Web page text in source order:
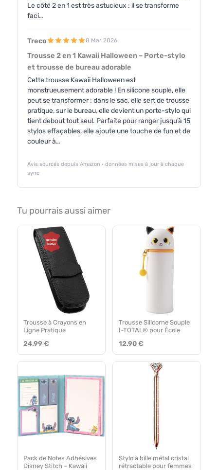
Le côté 2 en 1 est très astucieux : il se transforme
faci…
Treco 8 Mar 2026
Trousse 2 en 1 Kawaii Halloween – Porte-stylo
et trousse de bureau adorable
Cette trousse Kawaii Halloween est
monstrueusement adorable ! En silicone souple, elle
peut se transformer : dans le sac, elle sert de trousse
pratique, sur le bureau, elle devient un porte-stylo qui
tient debout tout seul. Parfaite pour ranger jusqu’à 15
stylos effaçables, elle ajoute une touche de fun et de
couleur à…
Avis sourcés depuis Amazon · données mises à jour à chaque
sync
Tu pourrais aussi aimer
Trousse à Crayons en
Ligne Pratique
24.99 €
Trousse Silicorne Souple
I-TOTAL® pour École
12.90 €
Pack de Notes Adhésives
Disney Stitch – Kawaii
Stylo à bille métal cristal
rétractable pour femmes